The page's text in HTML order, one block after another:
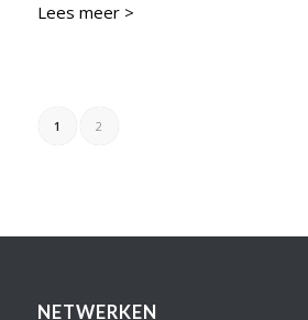
Lees meer >
1 2
NETWERKEN